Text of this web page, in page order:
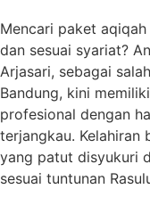
Mencari paket
dan sesuai syariat?
Arjasari, sebagai
Bandung, kini
profesional dengan
terjangkau. Kelahiran
yang patut disyukuri
sesuai tuntunan